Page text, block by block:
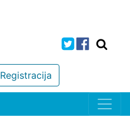
Registracija